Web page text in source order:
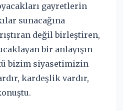
gayretlerin
sunacağına
değil birleştiren,
bir anlayışın
bizim siyasetimizin
kardeşlik vardır,